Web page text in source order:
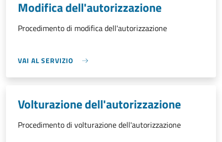
Modifica dell'autorizzazione
Procedimento di modifica dell'autorizzazione
VAI AL SERVIZIO
Volturazione dell'autorizzazione
Procedimento di volturazione dell'autorizzazione